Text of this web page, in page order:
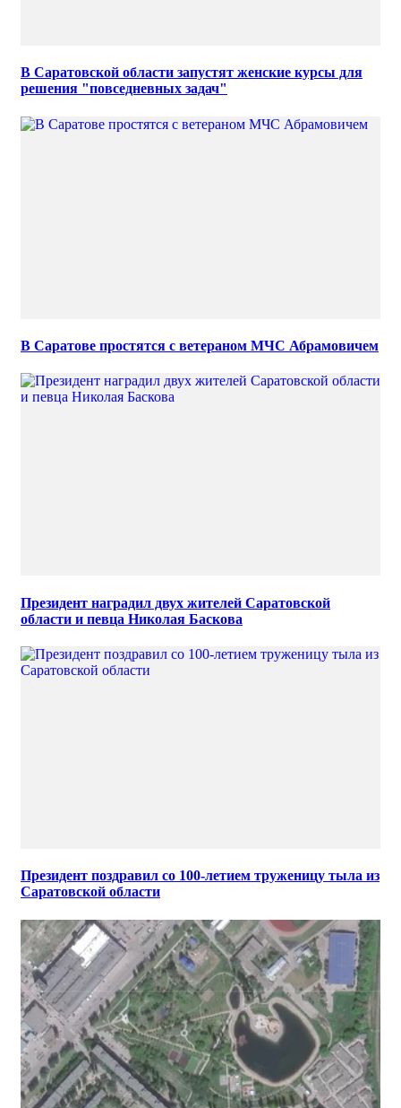
В Саратовской области запустят женские курсы для
решения "повседневных задач"
В Саратове простятся с ветераном МЧС Абрамовичем
Президент наградил двух жителей Саратовской
области и певца Николая Баскова
Президент поздравил со 100-летием труженицу тыла из
Саратовской области